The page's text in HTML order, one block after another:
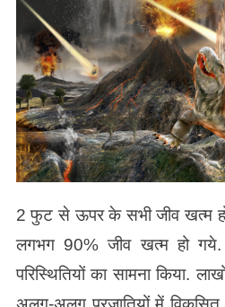
2 फुट से ऊपर के सभी जीव खत्म
लगभग 90% जीव खत्म हो गये.
परिस्थितियों का सामना किया.